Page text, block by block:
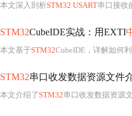
本文深入剖析STM32 USART串口接收
STM32CubeIDE实战：用EXTI
本文基于STM32CubeIDE，详解如何
STM32串口收发数据资源文件
本文介绍了STM32串口收发数据资源